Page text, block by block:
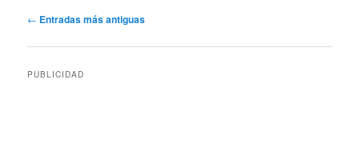
Navegación
entradas
← Entradas más antiguas
PUBLICIDAD